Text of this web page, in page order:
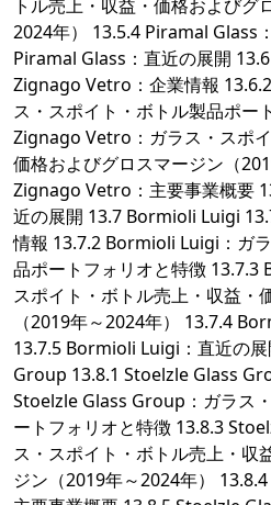
トル売上・収益・価格およびグ
2024年） 13.5.4 Piramal Glass
Piramal Glass：直近の展開
Zignago Vetro：企業情報
ス・スポイト・ボトル製品ポー
Zignago Vetro：ガラス・スポ
価格およびグロスマージン（
Zignago Vetro：主要事業概要
近の展開 13.7 Bormioli Luigi
情報 13.7.2 Bormioli Luigi：ガ
品ポートフォリオと特徴 13.7.3
スポイト・ボトル売上・収益・
（2019年～2024年） 13.7.4
13.7.5 Bormioli Luigi：直近の
Group 13.8.1 Stoelzle Glass
Stoelzle Glass Group：ガラス
ートフォリオと特徴 13.8.3
ス・スポイト・ボトル売上・収
ジン（2019年～2024年）